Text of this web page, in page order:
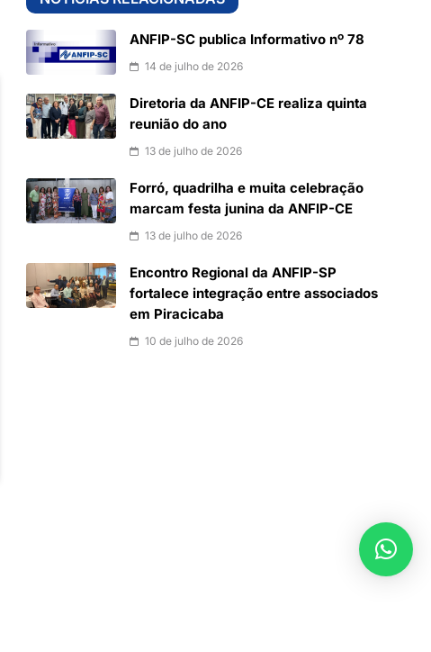
ANFIP-SC publica Informativo nº 78
14 de julho de 2026
Diretoria da ANFIP-CE realiza quinta
reunião do ano
13 de julho de 2026
Forró, quadrilha e muita celebração
marcam festa junina da ANFIP-CE
13 de julho de 2026
Encontro Regional da ANFIP-SP
fortalece integração entre associados
em Piracicaba
10 de julho de 2026